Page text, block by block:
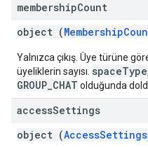
membershipCount
object (
Yalnızca çıkış. Üye türüne
üyeliklerin sayısı. spaceType,
GROUP_CHAT olduğunda
accessSettings
object (AccessSettings